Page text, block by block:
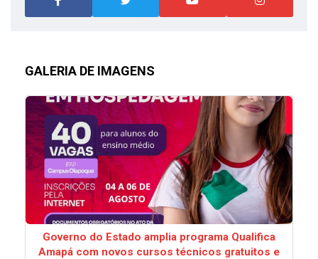
GALERIA DE IMAGENS
Governo do Estado amplia programa Qualifica
Amapá com novos cursos técnicos gratuitos e